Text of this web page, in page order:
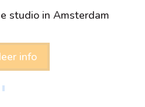
studio in Amsterdam
info